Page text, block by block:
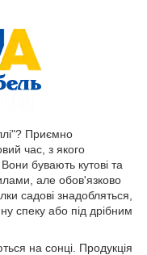
Приємно
час, з якого
бувають кутові та
але обов'язково
садові знадобляться,
спеку або під дрібним
на сонці. Продукція